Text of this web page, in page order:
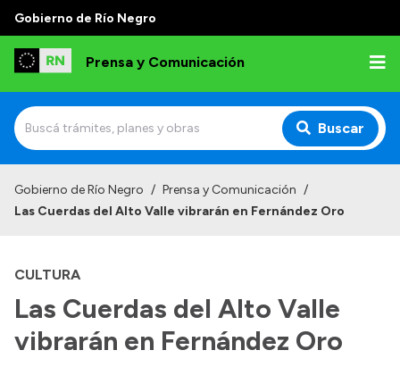
Gobierno de Río Negro
Prensa y Comunicación
Buscar
Archivo de noticias
Gobierno de Río Negro / Prensa y Comunicación /
Las Cuerdas del Alto Valle vibrarán en Fernández Oro
CULTURA
Las Cuerdas del Alto Valle
vibrarán en Fernández Oro